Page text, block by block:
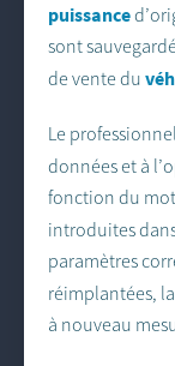
puissance
sont
de vente du
Le
données et à
fonction du
introduites
paramètres
réimplantées, la
à nouveau